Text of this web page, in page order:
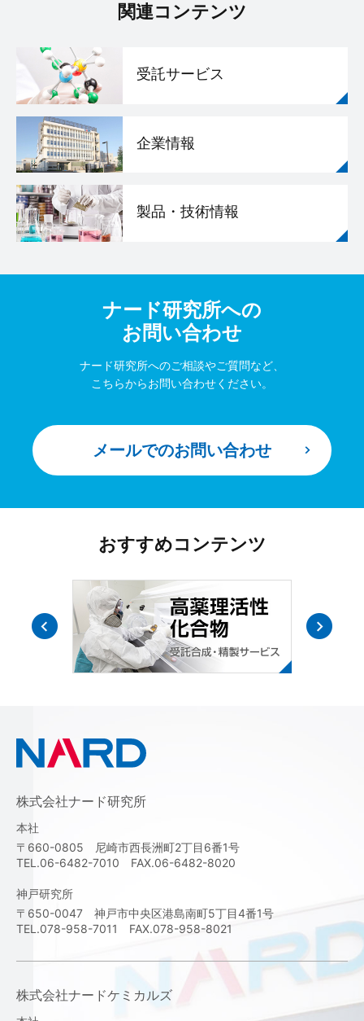
関連コンテンツ
受託サービス
企業情報
製品・技術情報
ナード研究所への
お問い合わせ
ナード研究所へのご相談やご質問など、
こちらからお問い合わせください。
メールでのお問い合わせ
おすすめコンテンツ
株式会社ナード研究所
本社
〒660-0805 尼崎市西長洲町2丁目6番1号
TEL.06-6482-7010 FAX.06-6482-8020
神戸研究所
〒650-0047 神戸市中央区港島南町5丁目4番1号
TEL.078-958-7011 FAX.078-958-8021
株式会社ナードケミカルズ